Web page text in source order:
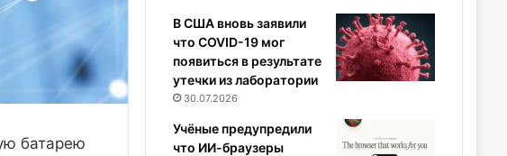
батарею
В США вновь заявили
что COVID-19 мог
появиться в результате
утечки из лаборатории
30.07.2026
Учёные предупредили
что ИИ-браузеры